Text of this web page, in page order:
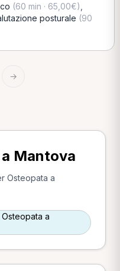
(60 min · 65,00€)
posturale (90
→
Mantova
Osteopata a
a